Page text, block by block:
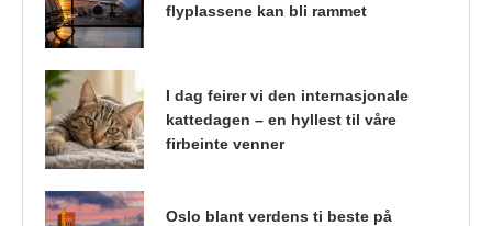
flyplassene kan bli rammet
I dag feirer vi den internasjonale
kattedagen – en hyllest til våre
firbeinte venner
Oslo blant verdens ti beste på